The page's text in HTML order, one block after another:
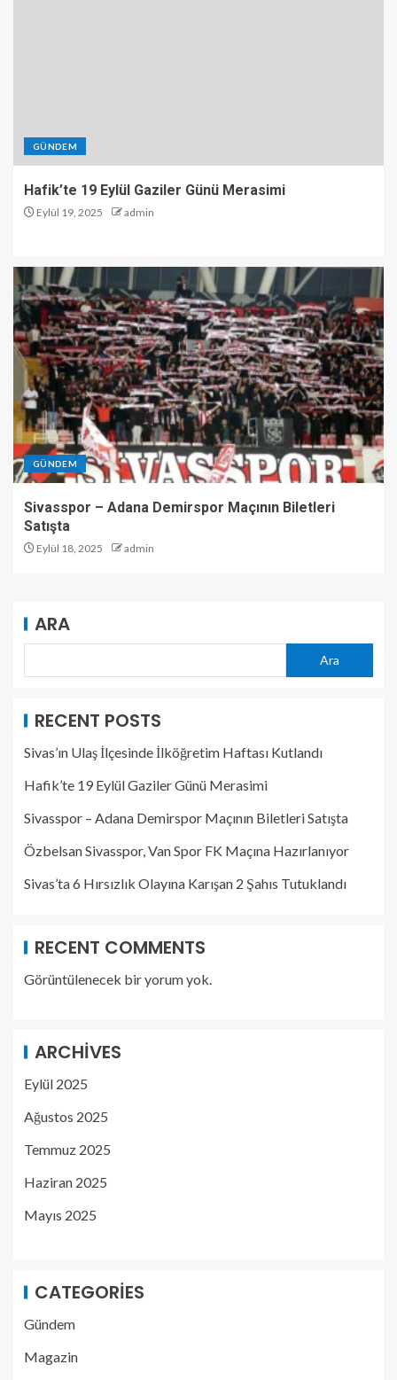
GÜNDEM
Hafik’te 19 Eylül Gaziler Günü Merasimi
Eylül 19, 2025 admin
GÜNDEM
Sivasspor – Adana Demirspor Maçının Biletleri
Satışta
Eylül 18, 2025 admin
ARA
Ara
RECENT POSTS
Sivas’ın Ulaş İlçesinde İlköğretim Haftası Kutlandı
Hafik’te 19 Eylül Gaziler Günü Merasimi
Sivasspor – Adana Demirspor Maçının Biletleri Satışta
Özbelsan Sivasspor, Van Spor FK Maçına Hazırlanıyor
Sivas’ta 6 Hırsızlık Olayına Karışan 2 Şahıs Tutuklandı
RECENT COMMENTS
Görüntülenecek bir yorum yok.
ARCHIVES
Eylül 2025
Ağustos 2025
Temmuz 2025
Haziran 2025
Mayıs 2025
CATEGORIES
Gündem
Magazin